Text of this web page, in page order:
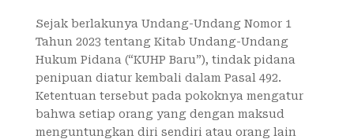
Sejak berlakunya Undang-Undang Nomor 1
Tahun 2023 tentang Kitab Undang-Undang
Hukum Pidana (“KUHP Baru”), tindak pidana
penipuan diatur kembali dalam Pasal 492.
Ketentuan tersebut pada pokoknya mengatur
bahwa setiap orang yang dengan maksud
menguntungkan diri sendiri atau orang lain